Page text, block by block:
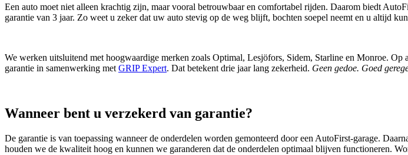
Een auto moet niet alleen krachtig zijn, maar vooral betrouwbaar en comfortabel rijden. Daarom biedt
garantie van 3 jaar. Zo weet u zeker dat uw auto stevig op de weg blijft, bochten soepel neemt en u altijd
We werken uitsluitend met hoogwaardige merken zoals Optimal, Lesjöfors, Sidem, Starline en Monroe.
garantie in samenwerking metGRIP Expert. Dat betekent drie jaar lang zekerheid. Geen gedoe. Goed
Wanneer bent u verzekerd van garantie?
De garantie is van toepassing wanneer de onderdelen worden gemonteerd door een AutoFirst‑garage.
houden we de kwaliteit hoog en kunnen we garanderen dat de onderdelen optimaal blijven functioneren.